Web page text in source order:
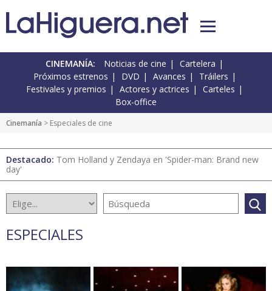
CINEMANÍA: Noticias de cine
Cartelera
Próximos estrenos
DVD Avances
Tráilers
Festivales y premios
Actores y actrices
Carteles
Box-office
Cinemanía > Especiales de cine
Destacado: Tom Holland y Zendaya en 'Spider-man: Brand new
day'
ESPECIALES